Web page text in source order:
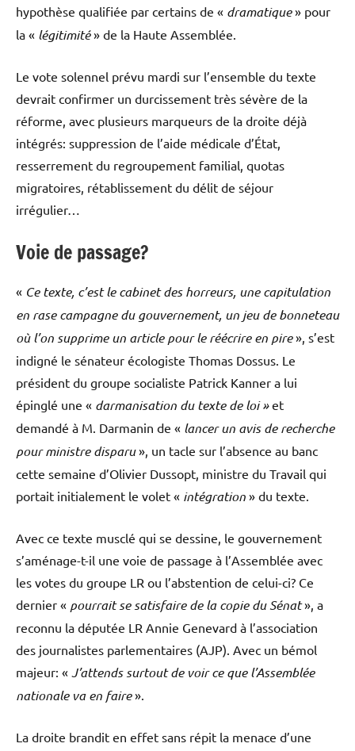
hypothèse qualifiée par certains de « dramatique» pour
la « légitimité» de la Haute Assemblée.
Le vote solennel prévu mardi sur l’ensemble du texte
devrait confirmer un durcissement très sévère de la
réforme, avec plusieurs marqueurs de la droite déjà
intégrés: suppression de l’aide médicale d’État,
resserrement du regroupement familial, quotas
migratoires, rétablissement du délit de séjour
irrégulier…
Voie de passage?
« Ce texte, c’est le cabinet des horreurs, une capitulation
en rase campagne du gouvernement, un jeu de bonneteau
où l’on supprime un article pour le réécrire en pire», s’est
indigné le sénateur écologiste Thomas Dossus. Le
président du groupe socialiste Patrick Kanner a lui
épinglé une « darmanisation du texte de loi »et
demandé à M. Darmanin de « lancer un avis de recherche
pour ministre disparu», un tacle sur l’absence au banc
cette semaine d’Olivier Dussopt, ministre du Travail qui
portait initialement le volet « intégration » du texte.
Avec ce texte musclé qui se dessine, le gouvernement
s’aménage-t-il une voie de passage à l’Assemblée avec
les votes du groupe LR ou l’abstention de celui-ci? Ce
dernier « pourrait se satisfaire de la copie du Sénat», a
reconnu la députée LR Annie Genevard à l’association
des journalistes parlementaires (AJP). Avec un bémol
majeur: « J’attends surtout de voir ce que l’Assemblée
nationale va en faire».
La droite brandit en effet sans répit la menace d’une